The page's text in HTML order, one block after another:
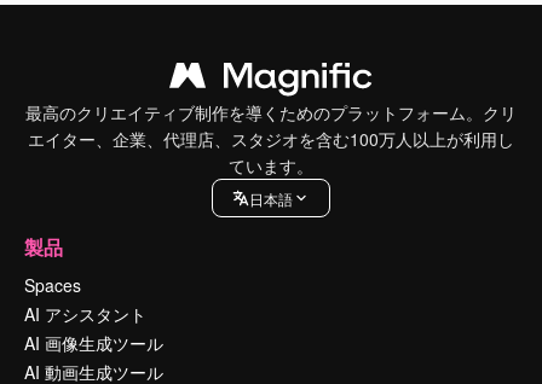
最高のクリエイティブ制作を導くためのプラットフォーム。クリ
エイター、企業、代理店、スタジオを含む100万人以上が利用し
ています。
日本語
製品
Spaces
AI アシスタント
AI 画像生成ツール
AI 動画生成ツール